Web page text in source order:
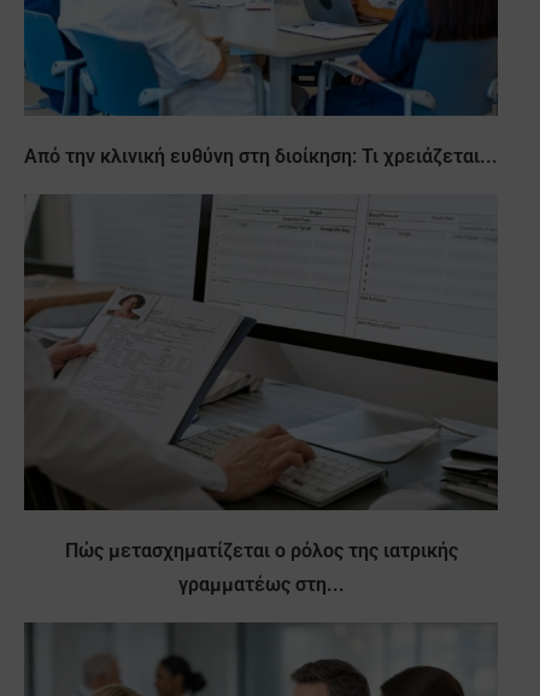
Από την κλινική ευθύνη στη διοίκηση: Τι χρειάζεται...
Πώς μετασχηματίζεται ο ρόλος της ιατρικής
γραμματέως στη...